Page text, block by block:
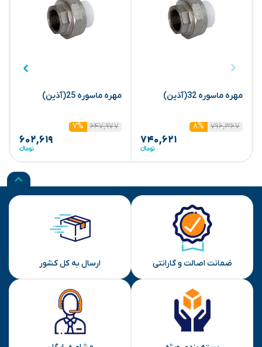
مهره ماسوره 32(آذین)
۷۹۶,۳۶۷ ۸%
۷۴۰,۶۲۱
مهره ماسوره 25(آذین)
۶۴۷,۹۷۷ ۷%
۶۰۲,۶۱۹
ضمانت اصالت و گارانتی ارسال به کل کشور